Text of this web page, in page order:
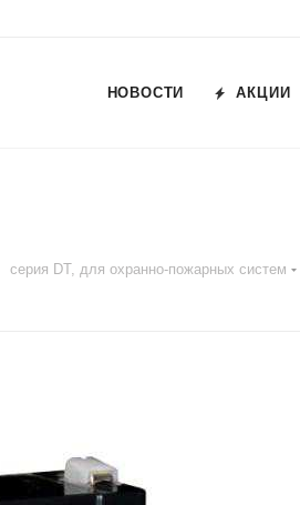
НОВОСТИ АКЦИИ
серия DT, для охранно-пожарных систем